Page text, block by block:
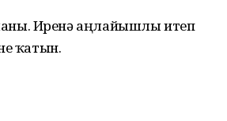
Иренә аңлайышлы итеп
ҡатын.